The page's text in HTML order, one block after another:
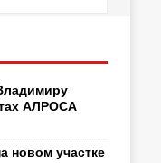
АЛРОСА
новом участке